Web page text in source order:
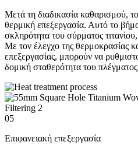
Μετά τη διαδικασία καθαρισμού,
θερμική επεξεργασία. Αυτό το
σκληρότητα του σύρματος
Με τον έλεγχο της θερμοκρασίας
επεξεργασίας, μπορούν να
δομική σταθερότητα του πλέγματος
05
Επιφανειακή επεξεργασία